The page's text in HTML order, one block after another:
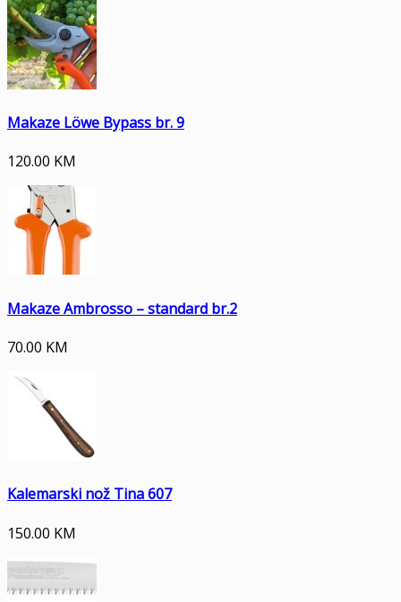
Makaze Löwe Bypass br. 9
120.00 KM
Makaze Ambrosso – standard br.2
70.00 KM
Kalemarski nož Tina 607
150.00 KM